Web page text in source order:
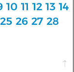
10 11 12 13 14
25 26 27 28